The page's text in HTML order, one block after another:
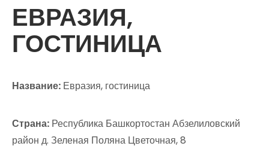
ЕВРАЗИЯ,
ГОСТИНИЦА
Название: Евразия, гостиница
Страна: Республика Башкортостан Абзелиловский
район д. Зеленая Поляна Цветочная, 8